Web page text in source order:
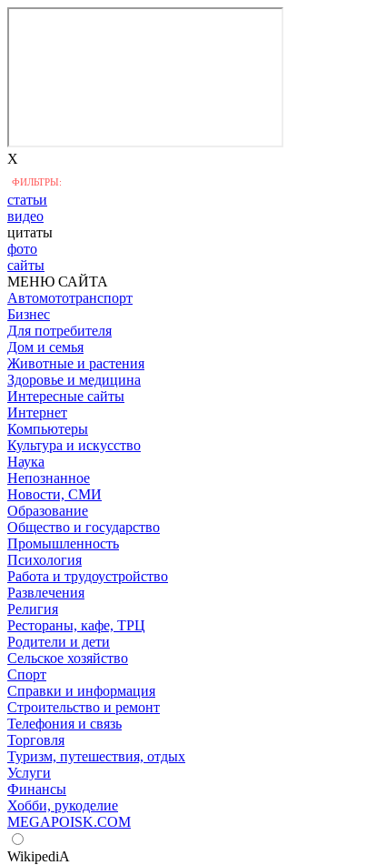
X
ФИЛЬТРЫ:
статьи
видео
цитаты
фото
сайты
МЕНЮ САЙТА
Автомототранспорт
Бизнес
Для потребителя
Дом и семья
Животные и растения
Здоровье и медицина
Интересные сайты
Интернет
Компьютеры
Культура и искусство
Наука
Непознанное
Новости, СМИ
Образование
Общество и государство
Промышленность
Психология
Работа и трудоустройство
Развлечения
Религия
Рестораны, кафе, ТРЦ
Родители и дети
Сельское хозяйство
Спорт
Справки и информация
Строительство и ремонт
Телефония и связь
Торговля
Туризм, путешествия, отдых
Услуги
Финансы
Хобби, рукоделие
MEGAPOISK.COM
WikipediA